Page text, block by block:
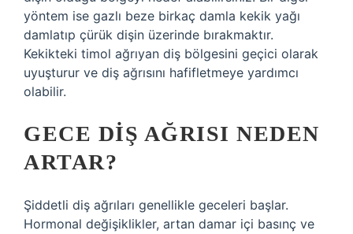
yöntem ise gazlı beze birkaç damla kekik yağı
damlatıp çürük dişin üzerinde bırakmaktır.
Kekikteki timol ağrıyan diş bölgesini geçici olarak
uyuşturur ve diş ağrısını hafifletmeye yardımcı
olabilir.
GECE DIŞ AĞRISI NEDEN
ARTAR?
Şiddetli diş ağrıları genellikle geceleri başlar.
Hormonal değişiklikler, artan damar içi basınç ve